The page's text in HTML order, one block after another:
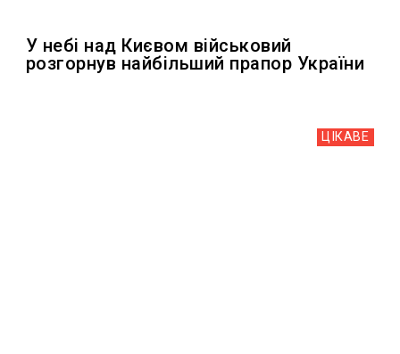
У небі над Києвом військовий
розгорнув найбільший прапор України
ЦІКАВЕ